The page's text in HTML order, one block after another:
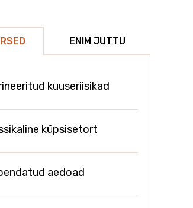
ENIM JUTTU
kuuseriisikad
küpsisetort
aedoad